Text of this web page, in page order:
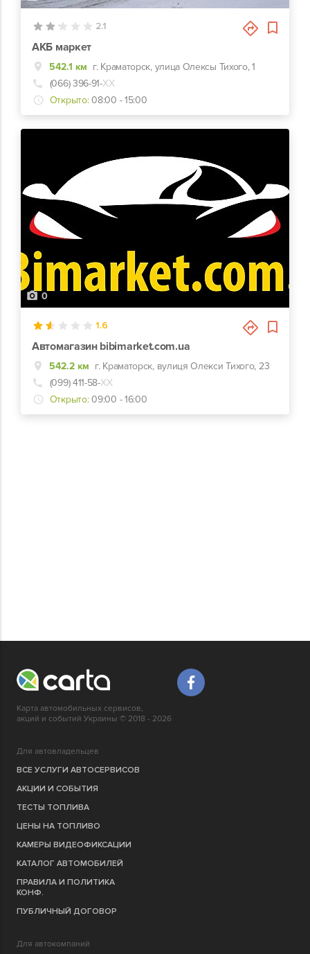
2.1
АКБ маркет
542.1 км г. Краматорск, улица Олексы Тихого, 1
(066) 396-91-ХХ
Открыто: 08:00 - 15:00
0
1.6
Автомагазин bibimarket.com.ua
542.2 км г. Краматорск, вулиця Олекси Тихого, 23
(099) 411-58-ХХ
Открыто: 09:00 - 16:00
Карта автомобильных сервисов,
акций и событий Украины © 2018 - 2026
Для автовладельцев
ВСЕ УСЛУГИ АВТОСЕРВИСОВ
АКЦИИ И СОБЫТИЯ
ТЕСТЫ ТОПЛИВА
ЦЕНЫ НА ТОПЛИВО
КАМЕРЫ ВИДЕОФИКСАЦИИ
КАТАЛОГ АВТОМОБИЛЕЙ
ПРАВИЛА И ПОЛИТИКА
КОНФ.
ПУБЛИЧНЫЙ ДОГОВОР
Для автокомпаний